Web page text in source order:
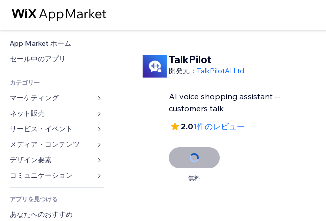
App Market ホーム
セール中のアプリ
カテゴリー
マーケティング
広告
モバイル
アクセス解析
リスティング広告
メール
ネット販売
ストア用アプリ
発送・配達
販売ボタン
会計
クーポン・特典
サービス・イベント
ホテル
イベント
レストラン
不動産
ブッキング
メディア・コンテンツ
ギャラリー
音楽
ポッドキャスト
写真
動画
デザイン要素
マップ・ナビ
プライバシー・セキュリティ
時計
ページテンプレート
フォーム
ブログ
投票
アプリを見つける
あなたへのおすすめ
TalkPilot
開発元： TalkPilotAI Ltd.
AI voice shopping assistant --
customers talk
2.01件のレビュー
無料